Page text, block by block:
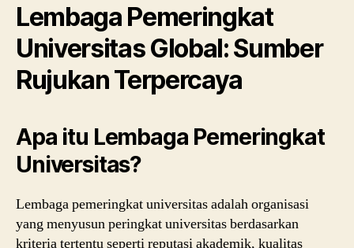
Lembaga Pemeringkat
Universitas Global: Sumber
Rujukan Terpercaya
Apa itu Lembaga Pemeringkat
Universitas?
Lembaga pemeringkat universitas adalah organisasi
yang menyusun peringkat universitas berdasarkan
kriteria tertentu seperti reputasi akademik, kualitas